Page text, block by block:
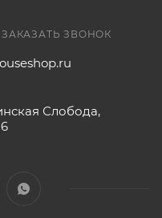
ЗАКАЗАТЬ ЗВОНОК
Слобода,